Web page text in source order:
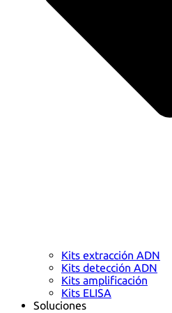
Kits extracción ADN
Kits detección ADN
Kits amplificación
Kits ELISA
Soluciones